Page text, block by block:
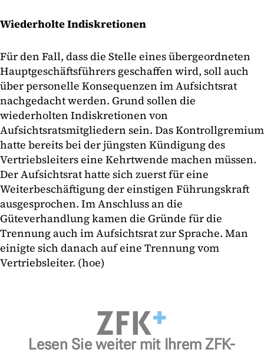
Wiederholte Indiskretionen
Für den Fall, dass die Stelle eines übergeordneten
Hauptgeschäftsführers geschaffen wird, soll auch
über personelle Konsequenzen im Aufsichtsrat
nachgedacht werden. Grund sollen die
wiederholten Indiskretionen von
Aufsichtsratsmitgliedern sein. Das Kontrollgremium
hatte bereits bei der jüngsten Kündigung des
Vertriebsleiters eine Kehrtwende machen müssen.
Der Aufsichtsrat hatte sich zuerst für eine
Weiterbeschäftigung der einstigen Führungskraft
ausgesprochen. Im Anschluss an die
Güteverhandlung kamen die Gründe für die
Trennung auch im Aufsichtsrat zur Sprache. Man
einigte sich danach auf eine Trennung vom
Vertriebsleiter. (hoe)
Lesen Sie weiter mit Ihrem ZFK-